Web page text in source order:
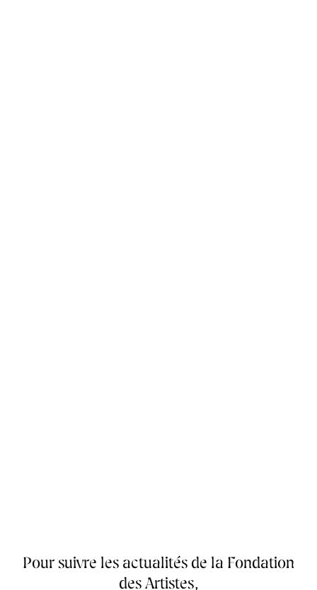
Pour suivre les actualités de la Fondation
des Artistes,